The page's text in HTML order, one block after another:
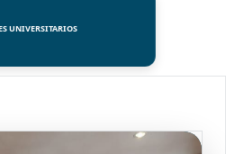
UNIVERSITARIOS